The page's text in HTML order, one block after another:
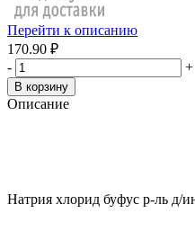
Перейти к описанию
170.90 ₽
-
+
В корзину
Описание
Натрия хлорид буфус р-ль д/